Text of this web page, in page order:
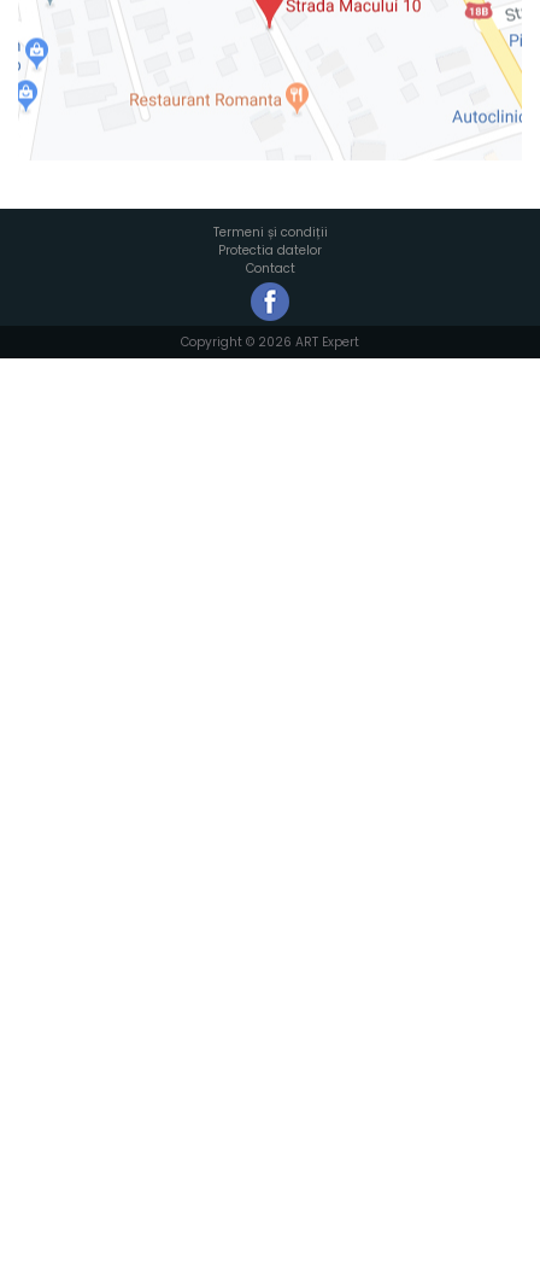
Termeni și condiții
Protectia datelor
Contact
Copyright © 2026 ART Expert